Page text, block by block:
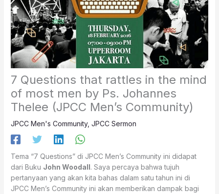
7 Questions that rattles in the mind
of most men by Ps. Johannes
Thelee (JPCC Men’s Community)
JPCC Men's Community, JPCC Sermon
Tema “7 Questions” di JPCC Men’s Community ini didapat
dari Buku John Woodall. Saya percaya bahwa tujuh
pertanyaan yang akan kita bahas dalam satu tahun ini di
JPCC Men’s Community ini akan memberikan dampak bagi